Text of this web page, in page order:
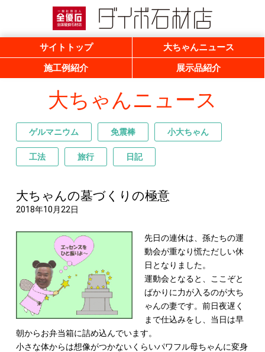
一般社団法人 全優石 全国優良石材店
サイトトップ
大ちゃんニュース
施工例紹介
展示品紹介
大ちゃんニュース
ゲルマニウム 免震棒 小大ちゃん
工法 旅行 日記
大ちゃんの墓づくりの極意
2018年10月22日
先日の連休は、孫たちの運
動会が重なり慌ただしい休
日となりました。
運動会となると、ここぞと
ばかりに力が入るのが大ち
ゃんの妻です。前日夜遅く
まで仕込みをし、当日は早
朝からお弁当箱に詰め込んでいます。
小さな体からは想像がつかないくらいパワフル母ちゃんに変身